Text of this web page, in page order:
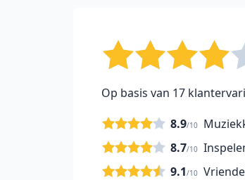
Op basis van 17
8.9/10
8.7/10
9.1/10